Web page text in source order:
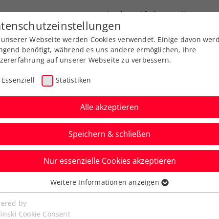
Landesverbände News
Ausbildung Services Über uns
ROG-Paket Nr. 4
Nr. 2 ROG-
Webseite werden Cookies verwendet. Einige davon
benötigt, während es uns andere ermöglichen, Ihre
auf unserer Webseite zu verbessern.
Essenziell Statistiken
Alle akzeptieren
Speichern & schließen
Nur essenzielle Cookies akzeptieren
Cookies werden für grundlegende Funktionen der
benötigt. Dadurch ist gewährleistet, dass die Webseite
Weitere Informationen anzeigen
by
Cookie Consent